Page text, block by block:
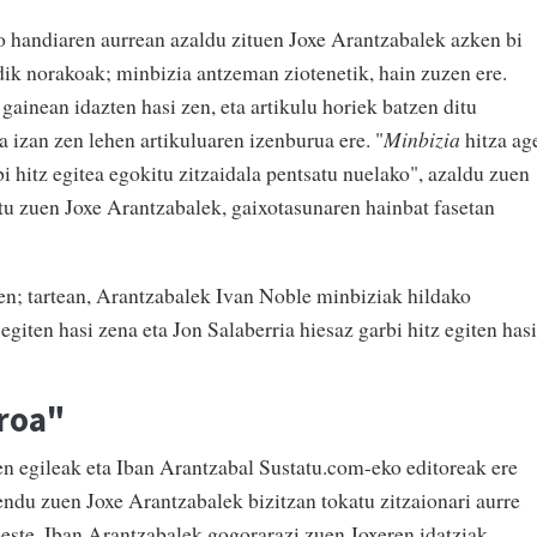
aurrean azaldu zituen Joxe Arantzabalek azken bi
norakoak; minbizia antzeman ziotenetik, hain zuzen ere.
idazten hasi zen, eta artikulu horiek batzen ditu
zen lehen artikuluaren izenburua ere. "Minbizia hitza
hitz egitea egokitu zitzaidala pentsatu nuelako", azaldu zuen
zuen Joxe Arantzabalek, gaixotasunaren hainbat fasetan
tartean, Arantzabalek Ivan Noble minbiziak hildako
hasi zena eta Jon Salaberria hiesaz garbi hitz egiten hasi
eta Iban Arantzabal Sustatu.com-eko editoreak ere
zuen Joxe Arantzabalek bizitzan tokatu zitzaionari aurre